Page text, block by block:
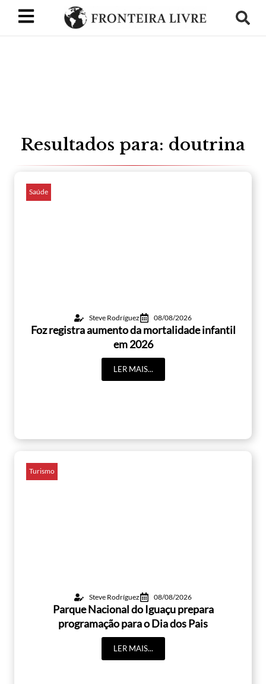
Resultados para: doutrina
Saúde
Steve Rodríguez 08/08/2026
Foz registra aumento da mortalidade infantil
em 2026
LER MAIS...
Turismo
Steve Rodríguez 08/08/2026
Parque Nacional do Iguaçu prepara
programação para o Dia dos Pais
LER MAIS...